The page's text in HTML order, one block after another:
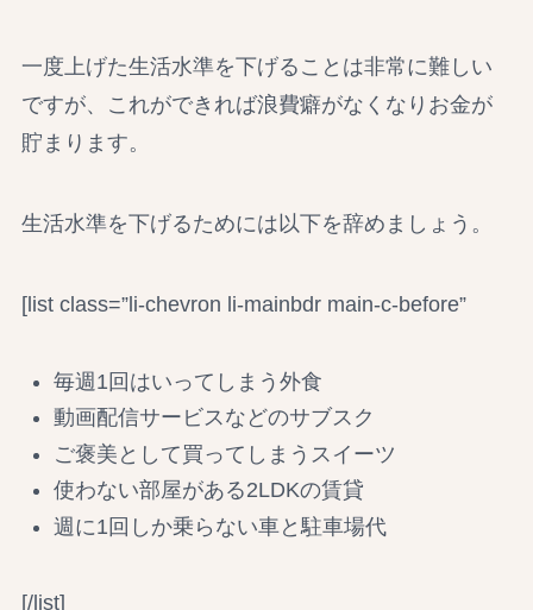
一度上げた生活水準を下げることは非常に難しい
ですが、これができれば浪費癖がなくなりお金が
貯まります。
生活水準を下げるためには以下を辞めましょう。
[list class=”li-chevron li-mainbdr main-c-before”
毎週1回はいってしまう外食
動画配信サービスなどのサブスク
ご褒美として買ってしまうスイーツ
使わない部屋がある2LDKの賃貸
週に1回しか乗らない車と駐車場代
[/list]